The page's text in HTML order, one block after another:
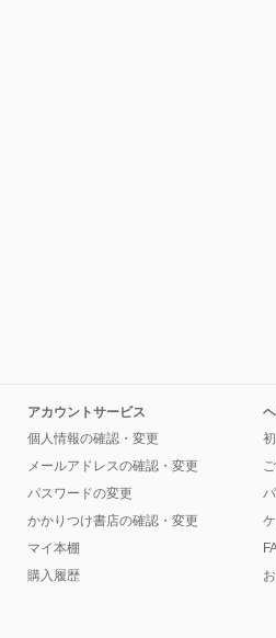
アカウントサービス
個人情報の確認・変更
メールアドレスの確認・変更
パスワードの変更
かかりつけ書店の確認・変更
マイ本棚
購入履歴